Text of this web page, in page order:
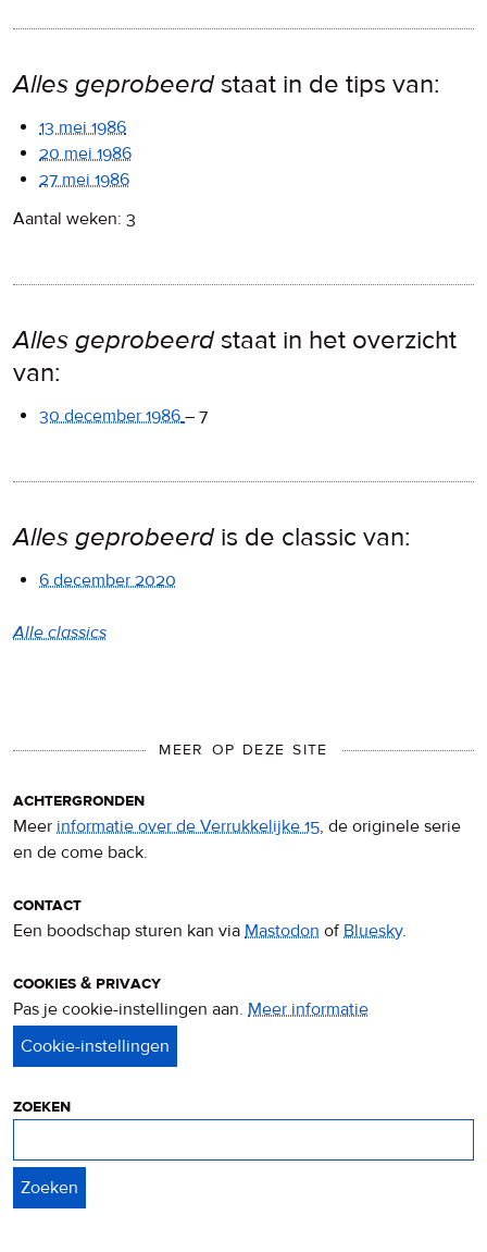
Alles geprobeerdstaat in de tips van:
13 mei 1986
20 mei 1986
27 mei 1986
Aantal weken: 3
Alles geprobeerdstaat in het overzicht
van:
30 december 1986 – 7
Alles geprobeerdis de classic van:
6 december 2020
Alle classics
MEER OP DEZE SITE
achtergronden
Meer informatie over de Verrukkelijke 15, de originele serie
en de come back.
contact
Een boodschap sturen kan via Mastodon ofBluesky.
cookies & privacy
Pas je cookie-instellingen aan. Meer informatie
zoeken